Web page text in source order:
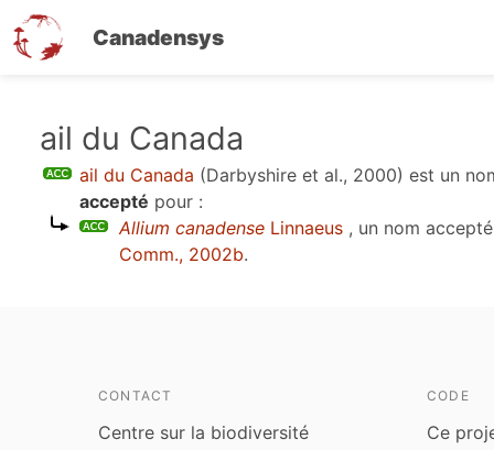
Canadensys
contenu
ail du Canada
ail du Canada (Darbyshire et al., 2000) est un
accepté pour :
Allium canadense Linnaeus , un nom
Comm., 2002b.
CONTACT
Centre sur la biodiversité
CODE
Ce